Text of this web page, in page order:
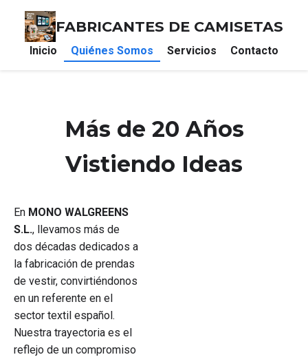
FABRICANTES DE CAMISETAS
Inicio Quiénes Somos Servicios Contacto
Más de 20 Años
Vistiendo Ideas
En MONO WALGREENS
S.L., llevamos más de
dos décadas dedicados a
la fabricación de prendas
de vestir, convirtiéndonos
en un referente en el
sector textil español.
Nuestra trayectoria es el
reflejo de un compromiso